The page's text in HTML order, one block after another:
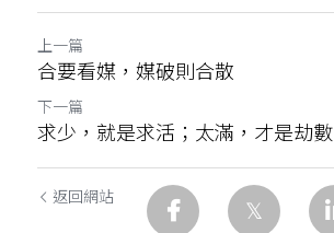
上一篇
合要看媒，媒破則合散
下一篇
求少，就是求活；太滿，才是劫數
返回網站